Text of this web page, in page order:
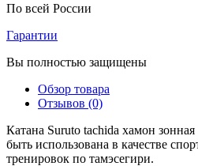
По всей России
Гарантии
Вы полностью защищены
Обзор товара
Отзывов (0)
Катана Suruto tachida хамон
быть использована в качестве
тренировок по тамэсегири.